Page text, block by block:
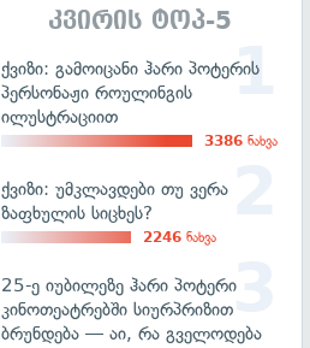
კვირის ტოპ-5
ქვიზი: გამოიცანი ჰარი პოტერის
პერსონაჟი როულინგის
ილუსტრაციით
3386 ნახვა
ქვიზი: უმკლავდები თუ ვერა
ზაფხულის სიცხეს?
2246 ნახვა
25-ე იუბილეზე ჰარი პოტერი
კინოთეატრებში სიურპრიზით
ბრუნდება — აი, რა გველოდება